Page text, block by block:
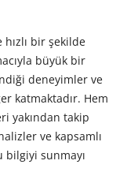
bir şekilde
büyük bir
deneyimler ve
katmaktadır. Hem
yakından takip
ve kapsamlı
bilgiyi sunmayı